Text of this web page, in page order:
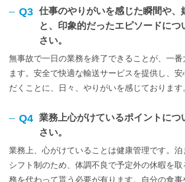
Q3 仕事のやりがいを感じた瞬間や、
と、印象的だったエピソードにつ
さい。
無事故で一日の業務を終了できることが、一
ます。安全で快適な輸送サービスを提供し、
だくことに、日々、やりがいを感じております
Q4 業務上心がけているポイントにつ
さい。
業務上、心がけていることは健康管理です。
シフト制のため、体調不良で予定外の休暇を
務を代わって貰う必要が有ります。自分の食